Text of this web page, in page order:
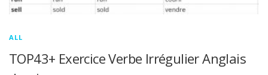
ALL
TOP43+ Exercice Verbe Irrégulier Anglais